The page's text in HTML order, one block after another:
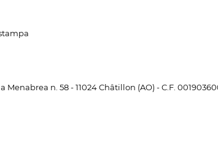
n. 58 - 11024 Châtillon (AO) - C.F.